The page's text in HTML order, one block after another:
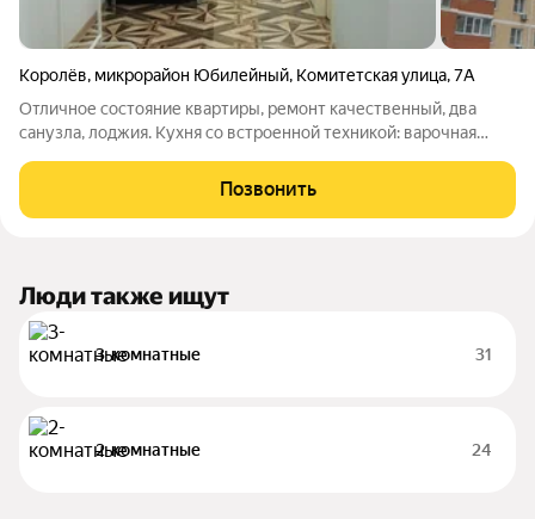
Королёв, микрорайон Юбилейный, Комитетская улица,7А
Отличное состояние квартиры, ремонт качественный, два
санузла, лоджия. Кухня со встроенной техникой: варочная
установлен бойлер на случай отключения горячей воды. Дом
монолитно-кирпичный. Во дворе
Позвонить
Люди также ищут
3-комнатные 31
2-комнатные 24